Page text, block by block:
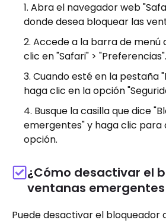
Abra el navegador web
donde desea bloquear las
Accede a la barra de menú
clic en "Safari" > "Preferencias".
Cuando esté en la pestaña
haga clic en la opción
Busque la casilla que dice
emergentes" y haga clic para
opción.
¿Cómo desactivar el
ventanas
Puede desactivar el bloqueador